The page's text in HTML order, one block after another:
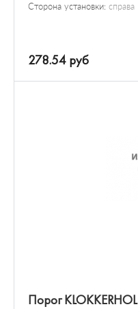
Сторона установки: справа
278.54 руб
Порог